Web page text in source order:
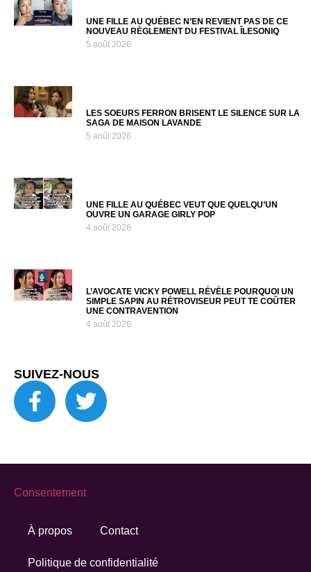
UNE FILLE AU QUÉBEC N’EN REVIENT PAS DE CE
NOUVEAU RÈGLEMENT DU FESTIVAL ÎLESONIQ
5 août 2026
LES SOEURS FERRON BRISENT LE SILENCE SUR LA
SAGA DE MAISON LAVANDE
5 août 2026
UNE FILLE AU QUÉBEC VEUT QUE QUELQU’UN
OUVRE UN GARAGE GIRLY POP
4 août 2026
L’AVOCATE VICKY POWELL RÉVÈLE POURQUOI UN
SIMPLE SAPIN AU RÉTROVISEUR PEUT TE COÛTER
UNE CONTRAVENTION
4 août 2026
SUIVEZ-NOUS
À propos Contact
Politique de confidentialité
Consentement